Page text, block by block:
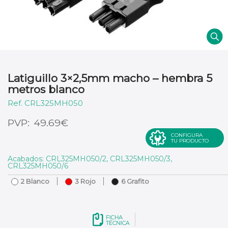
Latiguillo 3×2,5mm macho – hembra 5
metros blanco
49.69€
CRL325MH050
CONFIGURA
TU PRODUCTO
Acabados: CRL325MH050/2, CRL325MH050/3,
CRL325MH050/6
2 Blanco 3 Rojo 6 Grafito